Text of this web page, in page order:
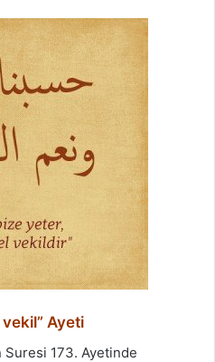
vekil” Ayeti
Suresi 173. Ayetinde